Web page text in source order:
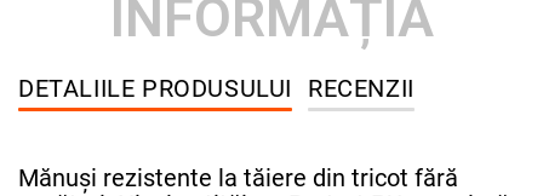
INFORMAȚIA
DETALIILE PRODUSULUI RECENZII
Mănuși rezistente la tăiere din tricot fără